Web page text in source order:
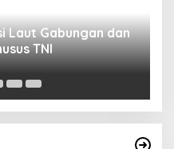
Laut Gabungan dan
TNI